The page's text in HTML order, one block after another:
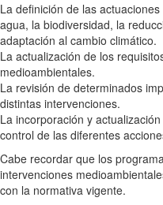
La definición de las
agua, la biodiversidad, la
adaptación al cambio climático.
La actualización de los
medioambientales.
La revisión de determinados
distintas intervenciones.
La incorporación y
control de las diferentes
Cabe recordar que los
intervenciones
con la normativa vigente.